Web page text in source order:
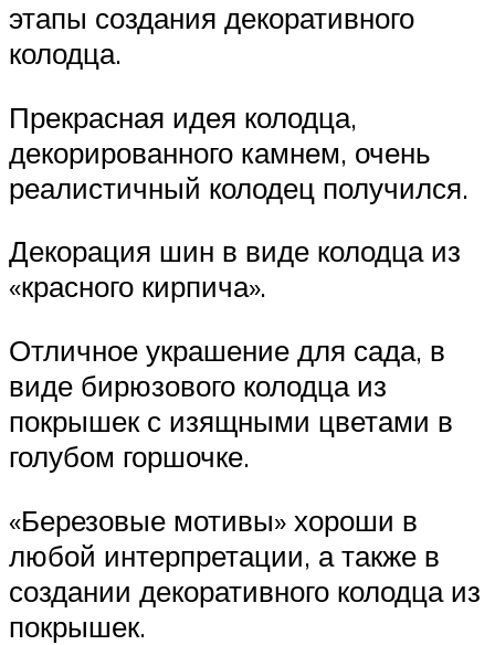
этапы создания декоративного
колодца.
Прекрасная идея колодца,
декорированного камнем, очень
реалистичный колодец получился.
Декорация шин в виде колодца из
«красного кирпича».
Отличное украшение для сада, в
виде бирюзового колодца из
покрышек с изящными цветами в
голубом горшочке.
«Березовые мотивы» хороши в
любой интерпретации, а также в
создании декоративного колодца из
покрышек.